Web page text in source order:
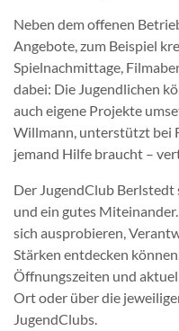
Neben dem offenen
Angebote, zum Beispiel
Spielnachmittage,
dabei: Die Jugendlichen
auch eigene Projekte
Willmann, unterstützt bei
jemand Hilfe braucht –
Der JugendClub
und ein gutes
sich ausprobieren,
Stärken entdecken
Öffnungszeiten und
Ort oder über die
JugendClubs.